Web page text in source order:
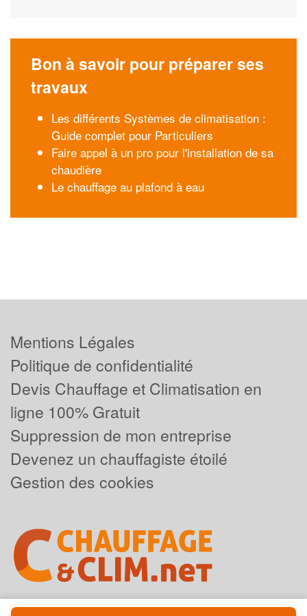
Bon à savoir pour préparer ses
travaux
Les différents Systèmes de climatisation :
Guide complet pour Particuliers
Faire appel à un pro pour l'installation de sa
chaudière
Le chauffage au plafond à eau
Mentions Légales
Politique de confidentialité
Devis Chauffage et Climatisation en
ligne 100% Gratuit
Suppression de mon entreprise
Devenez un chauffagiste étoilé
Gestion des cookies